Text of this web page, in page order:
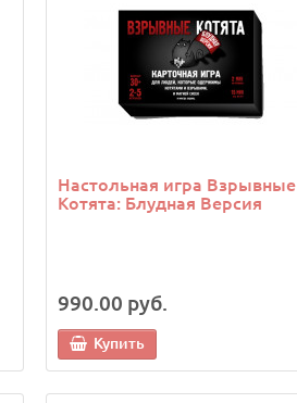
Настольная игра Взрывные
Котята: Блудная Версия
990.00 руб.
Купить